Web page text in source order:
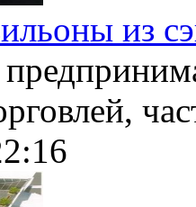
из